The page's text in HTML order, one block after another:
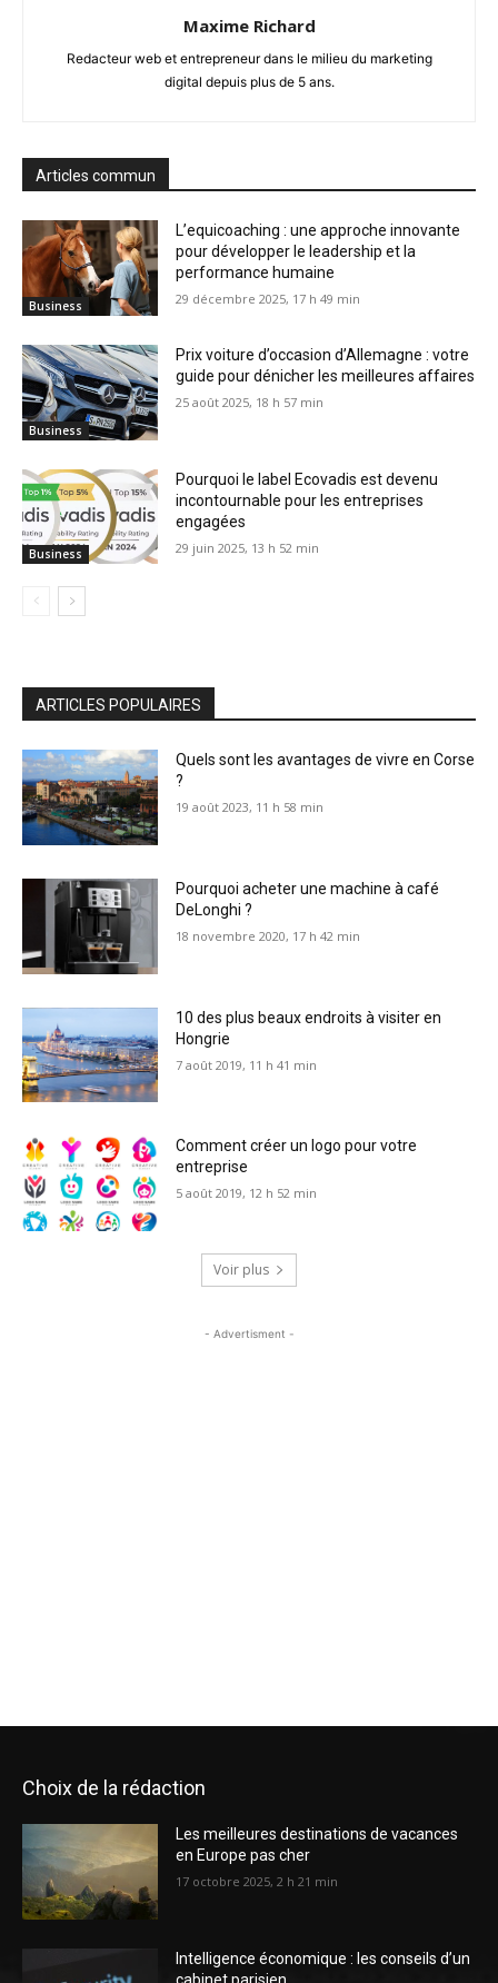
Maxime Richard
Redacteur web et entrepreneur dans le milieu du marketing
digital depuis plus de 5 ans.
Articles commun
Business
L’equicoaching : une approche innovante
pour développer le leadership et la
performance humaine
29 décembre 2025, 17 h 49 min
Business
Prix voiture d’occasion d’Allemagne : votre
guide pour dénicher les meilleures affaires
25 août 2025, 18 h 57 min
Business
Pourquoi le label Ecovadis est devenu
incontournable pour les entreprises
engagées
29 juin 2025, 13 h 52 min
ARTICLES POPULAIRES
Quels sont les avantages de vivre en Corse
?
19 août 2023, 11 h 58 min
Pourquoi acheter une machine à café
DeLonghi ?
18 novembre 2020, 17 h 42 min
10 des plus beaux endroits à visiter en
Hongrie
7 août 2019, 11 h 41 min
Comment créer un logo pour votre
entreprise
5 août 2019, 12 h 52 min
Voir plus
- Advertisment -
Choix de la rédaction
Les meilleures destinations de vacances
en Europe pas cher
17 octobre 2025, 2 h 21 min
Intelligence économique : les conseils d’un
cabinet parisien